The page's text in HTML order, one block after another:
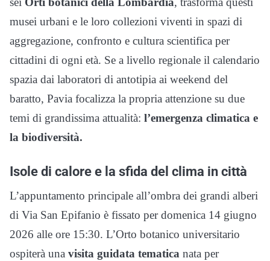
musei urbani e le loro collezioni viventi in spazi di
aggregazione, confronto e cultura scientifica per
cittadini di ogni età. Se a livello regionale il calendario
spazia dai laboratori di antotipia ai weekend del
baratto, Pavia focalizza la propria attenzione su due
temi di grandissima attualità: l’emergenza climatica e
la biodiversità.
Isole di calore e la sfida del clima in città
L’appuntamento principale all’ombra dei grandi alberi
di Via San Epifanio è fissato per domenica 14 giugno
2026 alle ore 15:30. L’Orto botanico universitario
ospiterà una visita guidata tematica nata per